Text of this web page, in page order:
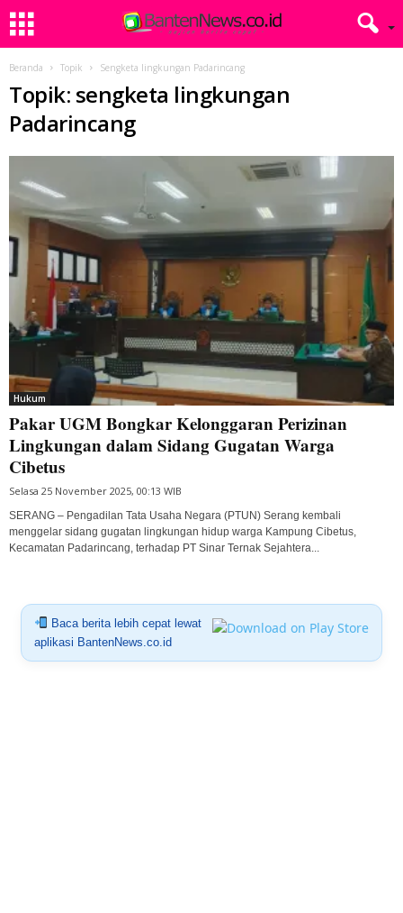
Beranda Topik Sengketa lingkungan Padarincang
Topik: sengketa lingkungan
Padarincang
Hukum
Pakar UGM Bongkar Kelonggaran Perizinan
Lingkungan dalam Sidang Gugatan Warga
Cibetus
Selasa 25 November 2025, 00:13 WIB
SERANG – Pengadilan Tata Usaha Negara (PTUN) Serang kembali
menggelar sidang gugatan lingkungan hidup warga Kampung Cibetus,
Kecamatan Padarincang, terhadap PT Sinar Ternak Sejahtera...
Baca berita lebih cepat lewat
aplikasi BantenNews.co.id